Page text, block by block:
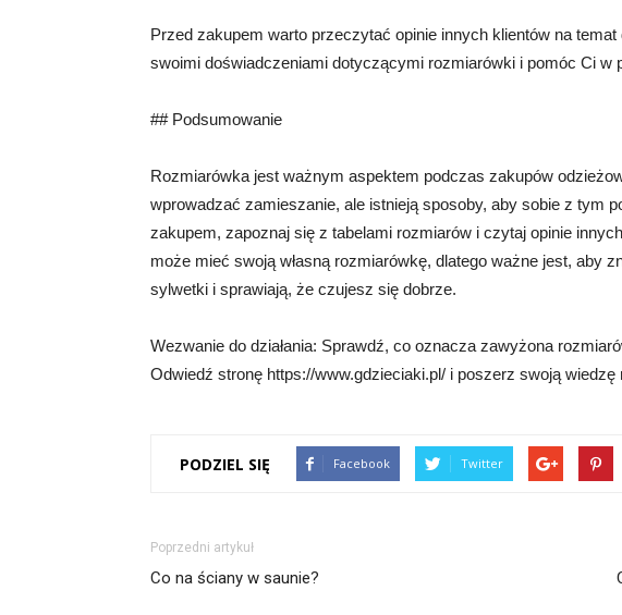
Przed zakupem warto przeczytać opinie innych klientów na
swoimi doświadczeniami dotyczącymi rozmiarówki i pomóc Ci w
## Podsumowanie
Rozmiarówka jest ważnym aspektem podczas zakupów
wprowadzać zamieszanie, ale istnieją sposoby, aby sobie z tym
zakupem, zapoznaj się z tabelami rozmiarów i czytaj opinie
może mieć swoją własną rozmiarówkę, dlatego ważne jest, aby
sylwetki i sprawiają, że czujesz się dobrze.
Wezwanie do działania: Sprawdź, co oznacza zawyżona
Odwiedź stronę https://www.gdzieciaki.pl/ i poszerz swoją wiedzę
PODZIEL SIĘ Facebook Twitter
Poprzedni artykuł
Co na ściany w saunie?